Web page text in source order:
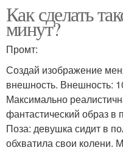
Как сделать
минут?
Промт:
Создай изображение
внешность. Внешность:
Максимально
фантастический образ в
Поза: девушка сидит в
обхватила свои колени.